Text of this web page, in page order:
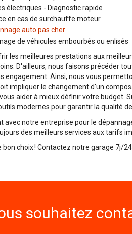
électriques - Diagnostic rapide
en cas de surchauffe moteur
auto pas cher
de véhicules embourbés ou enlisés
les meilleures prestations aux
D'ailleurs, nous faisons précéder
engagement. Ainsi, nous vous
impliquer le changement d'un
aider à mieux définir votre budget.
modernes pour garantir la qualité
avec notre entreprise pour le
des meilleurs services aux tarifs
bon choix ! Contactez notre garage 7j/
souhaitez